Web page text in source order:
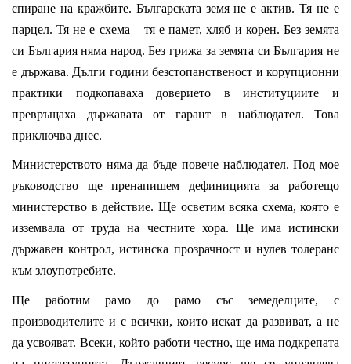
спиране на кражбите. Българската земя не е актив. Тя не е
парцел. Тя не е схема – тя е памет, хляб и корен. Без земята
си България няма народ. Без грижа за земята си България не
е държава. Дълги години безстопанственост и корупционни
практики подкопаваха доверието в институциите и
превръщаха държавата от гарант в наблюдател. Това
приключва днес.
Министерството няма да бъде повече наблюдател. Под мое
ръководство ще пренапишем дефиницията за работещо
министерство в действие. Ще осветим всяка схема, която е
изземвала от труда на честните хора. Ще има истински
държавен контрол, истинска прозрачност и нулев толеранс
към злоупотребите.
Ще работим рамо до рамо със земеделците, с
производителите и с всички, които искат да развиват, а не
да усвояват. Всеки, който работи честно, ще има подкрепата